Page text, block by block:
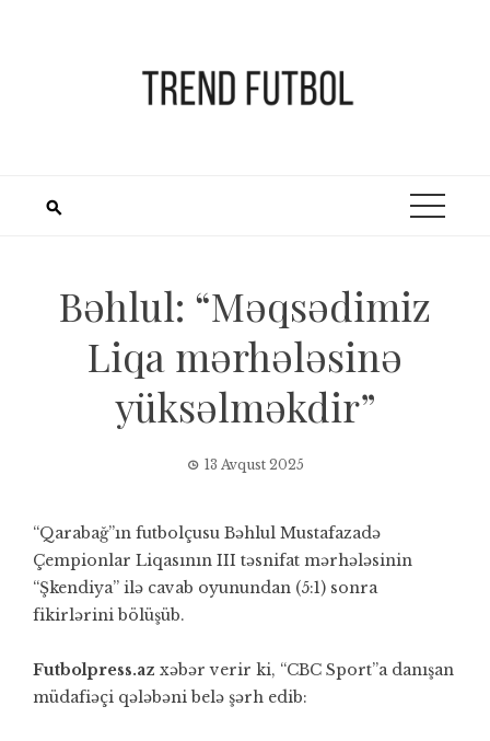
Bəhlul: “Məqsədimiz
Liqa mərhələsinə
yüksəlməkdir”
13 Avqust 2025
“Qarabağ”ın futbolçusu Bəhlul Mustafazadə
Çempionlar Liqasının III təsnifat mərhələsinin
“Şkendiya” ilə cavab oyunundan (5:1) sonra
fikirlərini bölüşüb.
Futbolpress.az xəbər verir ki, “CBC Sport”a danışan
müdafiəçi qələbəni belə şərh edib: